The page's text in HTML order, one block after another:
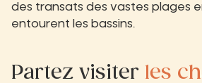
des transats des vastes plages
entourent les bassins.
Partez visiter les